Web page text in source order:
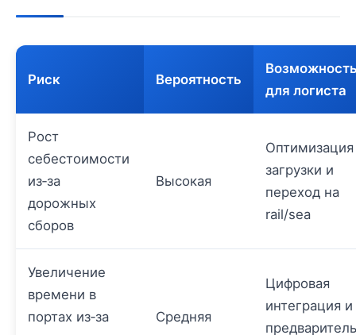
Риск Вероятность
для логиста
Рост
себестоимости
из‑за
дорожных
сборов
Высокая
Оптимизация
загрузки и
переход на
rail/sea
Увеличение
времени в
портах из‑за
Средняя
Цифровая
интеграция и